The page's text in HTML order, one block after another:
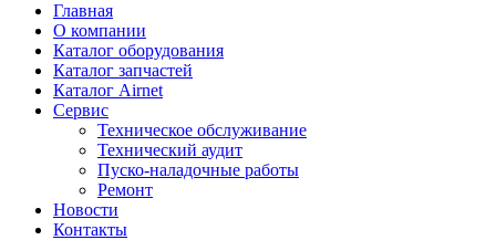
Главная
О компании
Каталог оборудования
Каталог запчастей
Каталог Airnet
Сервис
Техническое обслуживание
Технический аудит
Пуско-наладочные работы
Ремонт
Новости
Контакты